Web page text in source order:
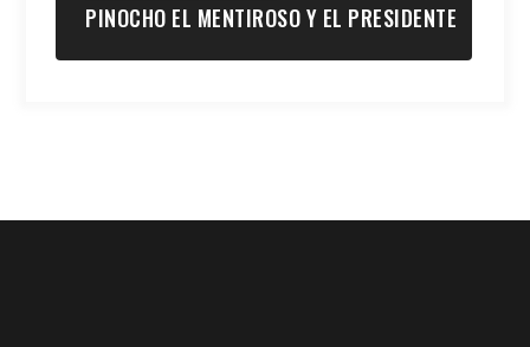
PINOCHO EL MENTIROSO Y EL PRESIDENTE